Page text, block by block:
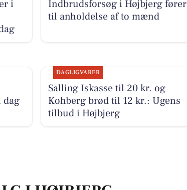
i
Indbrudsforsøg i Højbjerg fører
til anholdelse af to mænd
DAGLIGVARER
Salling Iskasse til 20 kr. og
Kohberg brød til 12 kr.: Ugens
tilbud i Højbjerg